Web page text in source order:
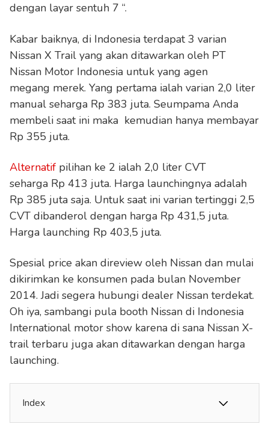
dengan layar sentuh 7 “.
Kabar baiknya, di Indonesia terdapat 3 varian
Nissan X Trail yang akan ditawarkan oleh PT
Nissan Motor Indonesia untuk yang agen
megang merek. Yang pertama ialah varian 2,0 liter
manual seharga Rp 383 juta. Seumpama Anda
membeli saat ini maka kemudian hanya membayar
Rp 355 juta.
Alternatif pilihan ke 2 ialah 2,0 liter CVT
seharga Rp 413 juta. Harga launchingnya adalah
Rp 385 juta saja. Untuk saat ini varian tertinggi 2,5
CVT dibanderol dengan harga Rp 431,5 juta.
Harga launching Rp 403,5 juta.
Spesial price akan direview oleh Nissan dan mulai
dikirimkan ke konsumen pada bulan November
2014. Jadi segera hubungi dealer Nissan terdekat.
Oh iya, sambangi pula booth Nissan di Indonesia
International motor show karena di sana Nissan X-
trail terbaru juga akan ditawarkan dengan harga
launching.
Index